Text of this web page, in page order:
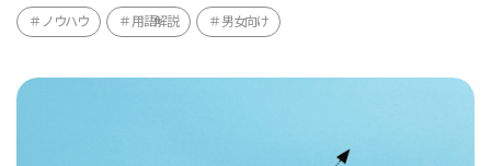
ノウハウ 用語解説 男女向け